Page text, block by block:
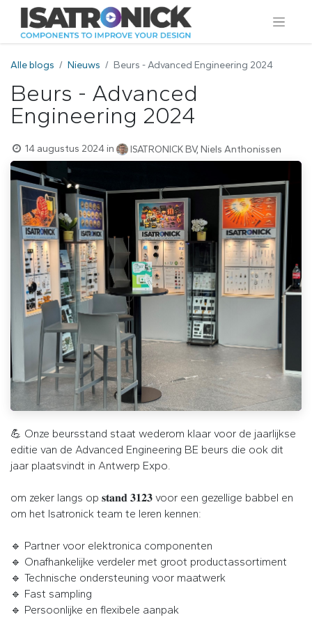
Alle blogs Nieuws Beurs - Advanced Engineering 2024
Beurs - Advanced
Engineering 2024
14 augustus 2024in ISATRONICK BV, Niels Anthonissen
💪 Onze beursstand staat wederom klaar voor de jaarlijkse
editie van de Advanced Engineering BE beurs die ook dit
jaar plaatsvindt in Antwerp Expo.
om zeker langs op 𝐬𝐭𝐚𝐧𝐝 𝟑𝟏𝟐𝟑 voor een gezellige babbel en
om het Isatronick team te leren kennen:
🔹 Partner voor elektronica componenten
🔹 Onafhankelijke verdeler met groot productassortiment
🔹 Technische ondersteuning voor maatwerk
🔹 Fast sampling
🔹 Persoonlijke en flexibele aanpak